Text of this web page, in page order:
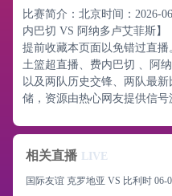
比赛简介：北京时间：2026-
内巴切 VS 阿纳多卢艾菲斯
提前收藏本页面以免错过直
土篮超直播、费内巴切 、阿
以及两队历史交锋、两队最
储，资源由热心网友提供信号
相关直播 LIVE
国际友谊 克罗地亚 VS 比利时 06-